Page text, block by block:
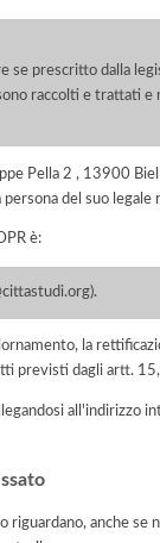
se prescritto dalla
raccolti e trattati
Pella 2 , 13900
del suo legale
è:
la
previsti dagli artt.
all'indirizzo
anche se